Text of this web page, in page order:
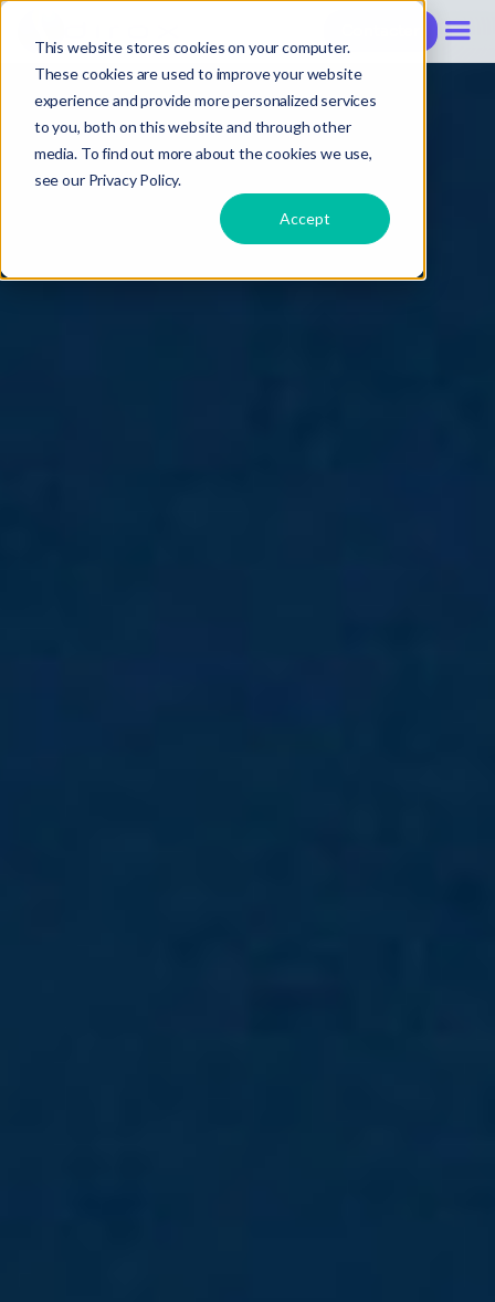
This website stores cookies on your computer.
These cookies are used to improve your website
experience and provide more personalized services
to you, both on this website and through other
media. To find out more about the cookies we use,
see our Privacy Policy.
Accept